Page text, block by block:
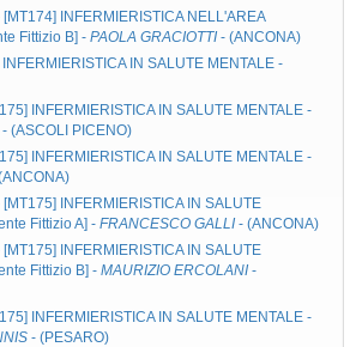
[MT174]
INFERMIERISTICA NELL'AREA
Fittizio B] - PAOLA GRACIOTTI - (ANCONA)
INFERMIERISTICA IN SALUTE MENTALE -
INFERMIERISTICA IN SALUTE MENTALE -
- (ASCOLI PICENO)
INFERMIERISTICA IN SALUTE MENTALE -
[MT175]
INFERMIERISTICA IN SALUTE
Fittizio A] - FRANCESCO GALLI - (ANCONA)
[MT175]
INFERMIERISTICA IN SALUTE
Fittizio B] - MAURIZIO ERCOLANI -
INFERMIERISTICA IN SALUTE MENTALE -
- (PESARO)